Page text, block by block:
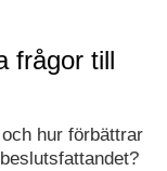
frågor till
hur förbättrar